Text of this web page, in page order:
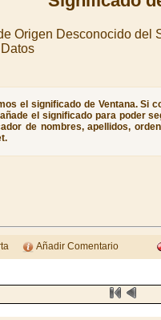
Origen Desconocido del
el significado de Ventana. Si
el significado para poder
de nombres, apellidos,
Añadir Comentario